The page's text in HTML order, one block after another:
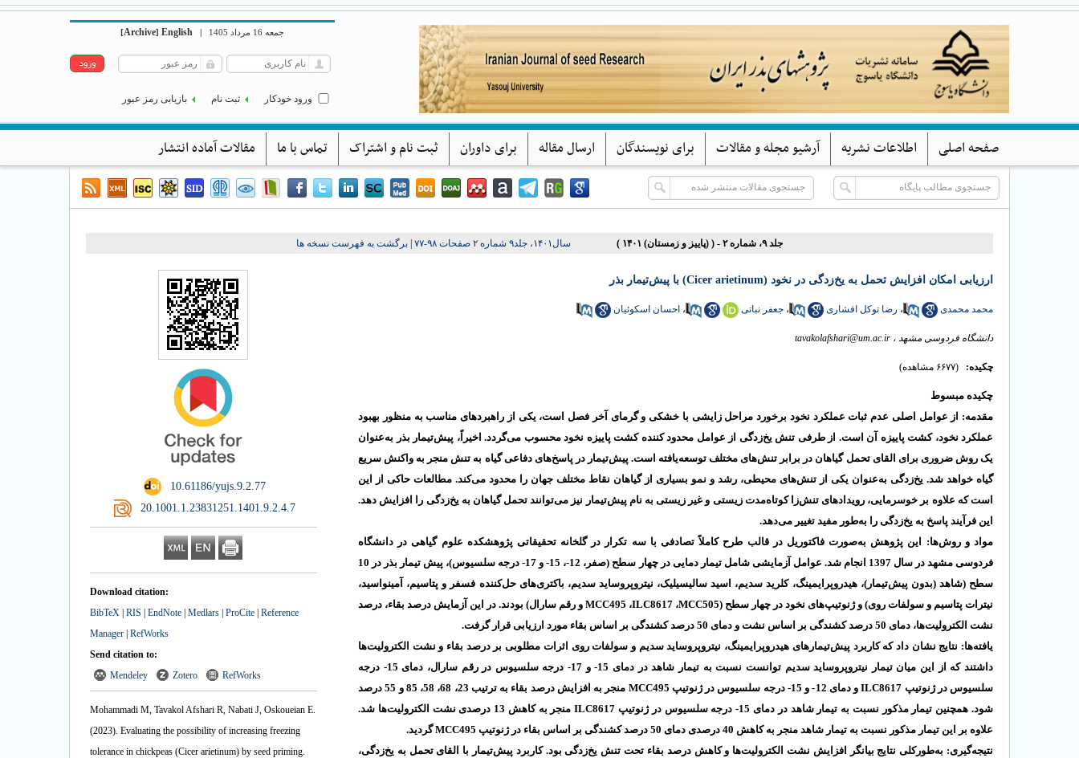
پژوهشهای بذر ایران
دانشگاه یاسوج
جمعه 16 مرداد 1405 |
English
[Archive]
ورود خودکار ثبت نام بازیابی رمز عبور
صفحه اصلی اطلاعات نشریه آرشیو مجله و مقالات برای نویسندگان ارسال مقاله برای داوران ثبت نام و اشتراک تماس با ما مقالات آماده انتشار
جلد ۹، شماره ۲ - ( (پاییز و زمستان) ۱۴۰۱ ) سال۱۴۰۱، جلد۹ شماره ۲ صفحات ۹۸-۷۷ برگشت به فهرست نسخه ها
‎ 10.61186/yujs.9.2.77
‎ 20.1001.1.23831251.1401.9.2.4.7
Download citation:
BibTeX | RIS | EndNote | Medlars | ProCite | Reference
Manager | RefWorks
Send citation to:
Mendeley
Zotero RefWorks
Mohammadi M, Tavakol Afshari R, Nabati J, Oskoueian E.
(2023). Evaluating the possibility of increasing freezing
tolerance in chickpeas (Cicer arietinum) by seed priming.
ارزیابی امکان افزایش تحمل به یخ‌زدگی در نخود (Cicer arietinum) با پیش‌تیمار بذر
محمد محمدی ، رضا توکل افشاری ، جعفر نباتی ، احسان اسکوئیان
دانشگاه فردوسی مشهد ، tavakolafshari@um.ac.ir
چکیده: (۶۶۷۷ مشاهده)
چکیده مبسوط
مقدمه: از عوامل اصلی عدم ثبات عملکرد نخود برخورد مراحل زایشی با خشکی و گرمای آخر فصل است، یکی از راهبرد‌های مناسب به منظور بهبود
عملکرد نخود، کشت پاییزه آن است. از طرفی تنش یخ‌زدگی از عوامل محدود کننده کشت پاییزه نخود محسوب می‌گردد. اخیراً، پیش‌تیمار بذر به‌عنوان
یک روش ضروری برای القای تحمل گیاهان در برابر تنش‌های مختلف توسعه‌یافته است. پیش‌تیمار در پاسخ‌های دفاعی گیاه به تنش منجر به واکنش سریع
گیاه خواهد شد. یخ‌زدگی به‌عنوان یکی از تنش‌های محیطی، رشد و نمو بسیاری از گیاهان نقاط مختلف جهان را محدود می‌کند. مطالعات حاکی از این
است که علاوه بر خوسرمایی، رویدادهای تنش‌زا کوتاه‌مدت زیستی و غیر زیستی به نام پیش‌تیمار نیز می‌توانند تحمل گیاهان به یخ‌زدگی را افزایش دهد.
این فرآیند پاسخ به یخ‌زدگی را به‌طور مفید تغییر می‌دهد.
مواد و روش‌ها: این پژوهش به‌صورت فاکتوریل در قالب طرح کاملاً تصادفی با سه تکرار در گلخانه تحقیقاتی پژوهشکده علوم گیاهی در دانشگاه
فردوسی مشهد در سال 1397 انجام شد. عوامل آزمایشی شامل تیمار دمایی در چهار سطح (صفر، 12-، 15- و 17- درجه سلسیوس)، پیش تیمار بذر در 10
سطح (شاهد (بدون پیش‌تیمار)، هیدروپرایمینگ، کلرید سدیم، اسید سالیسیلیک، نیتروپروساید سدیم، باکتری‌های حل‌کننده فسفر و پتاسیم، آمینواسید،
نیترات پتاسیم و سولفات روی) و ژنوتیپ‌های نخود در چهار سطح (MCC505، ILC8617، MCC495 و رقم سارال) بودند. در این آزمایش درصد بقاء، درصد
نشت الکترولیت‌ها، دمای 50 درصد کشندگی بر اساس نشت و دمای 50 درصد کشندگی بر اساس بقاء مورد ارزیابی قرار گرفت.
یافته‌ها: نتایج نشان داد که کاربرد پیش‌تیمارهای هیدروپرایمینگ، نیتروپروساید سدیم و سولفات روی اثرات مطلوبی بر درصد بقاء و نشت الکترولیت‌ها
داشتند که از این میان تیمار نیتروپروساید سدیم توانست نسبت به تیمار شاهد در دمای 15- و 17- درجه سلسیوس در رقم سارال، دمای 15- درجه
سلسیوس در ژنوتیپ ILC8617و دمای 12- و 15- درجه سلسیوس در ژنوتیپ MCC495
منجر به افزایش درصد بقاء به ترتیب 23، 68، 58، 85 و 55 درصد
شود. همچنین تیمار مذکور نسبت به تیمار شاهد در دمای 15- درجه سلسیوس در ژنوتیپ
ILC8617
منجر به کاهش 13 درصدی نشت الکترولیت‌ها شد.
علاوه بر
این تیمار مذکور نسبت به تیمار شاهد منجر به کاهش 40 درصدی دمای 50 درصد کشندگی بر اساس بقاء در ژنوتیپ MCC495گردید.
نتیجه‌گیری: به‌طورکلی نتایج بیانگر افزایش نشت الکترولیت‌ها و کاهش درصد بقاء تحت تنش یخ‌زدگی بود. کاربرد پیش‌تیمار با القای تحمل به یخ‌زدگی،